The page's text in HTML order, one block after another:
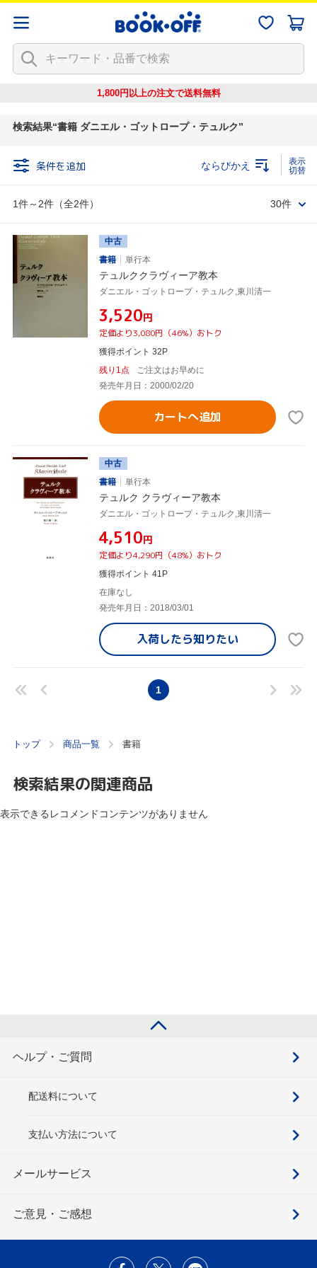
1,800円以上の注文で送料無料
検索結果 書籍 ダニエル・ゴットロープ・テュルク
条件を追加
1件～2件（全2件）
ならびかえ
30件
中古
書籍
単行本
テュルククラヴィーア教本
ダニエル・ゴットロープ・テュルク,東川清一
¥3,520円
定価より3,080円（46%）おトク
獲得ポイント 32P
残り1点
ご注文はお早めに
発売年月日：2000/02/20
カートへ追加
中古
書籍
単行本
テュルク クラヴィーア教本
ダニエル・ゴットロープ・テュルク,東川清一
¥4,510円
定価より4,290円（48%）おトク
獲得ポイント 41P
在庫なし
発売年月日：2018/03/01
入荷したら知りたい
1
トップ 商品一覧 書籍
検索結果の関連商品
表示できるレコメンドコンテンツがありません
ヘルプ・ご質問
配送料について
支払い方法について
メールサービス
ご意見・ご感想